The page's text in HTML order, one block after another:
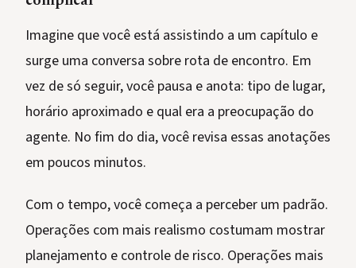
Imagine que você está assistindo a um capítulo e
surge uma conversa sobre rota de encontro. Em
vez de só seguir, você pausa e anota: tipo de lugar,
horário aproximado e qual era a preocupação do
agente. No fim do dia, você revisa essas anotações
em poucos minutos.
Com o tempo, você começa a perceber um padrão.
Operações com mais realismo costumam mostrar
planejamento e controle de risco. Operações mais